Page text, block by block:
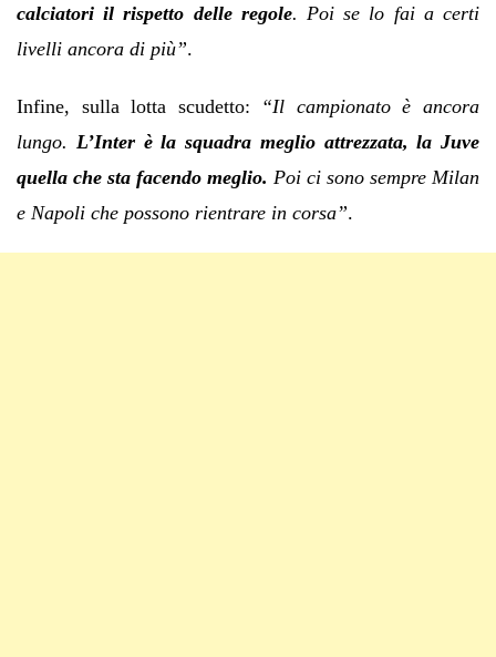
calciatori il rispetto delle regole. Poi se lo fai a certi
livelli ancora di più”.
Infine, sulla lotta scudetto: “Il campionato è ancora
lungo. L’Inter è la squadra meglio attrezzata, la Juve
quella che sta facendo meglio. Poi ci sono sempre Milan
e Napoli che possono rientrare in corsa”.